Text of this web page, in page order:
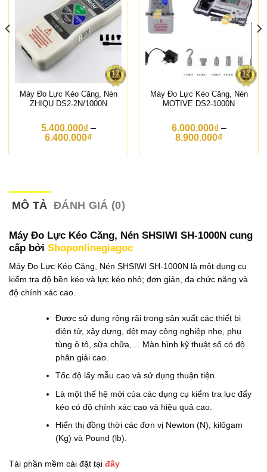
Máy Đo Lực Kéo Căng, Nén
ZHIQU DS2-2N/1000N
5.400.000₫ –
6.400.000₫K
i
t
ừ
5
4
0
0
0
₫
đ
ế
6
4
0
.
0
₫
Máy Đo Lực Kéo Căng, Nén
MOTIVE DS2-1000N
6.000.000₫ –
8.900.000₫K
t
ừ
0
0
0
₫
đ
9
.
0
MÔ TẢ ĐÁNH GIÁ (0)
Máy Đo Lực Kéo Căng, Nén SHSIWI SH-1000N cung
cấp bởi Shoponlinegiagoc
Máy Đo Lực Kéo Căng, Nén SHSIWI SH-1000N là một dụng cụ
kiểm tra độ bền kéo và lực kéo nhỏ; đơn giản, đa chức năng và
độ chính xác cao.
Được sử dụng rộng rãi trong sản xuất các thiết bị
điện tử, xây dựng, dệt may công nghiệp nhẹ, phụ
tùng ô tô, sữa chữa,… Màn hình kỹ thuật số có độ
phân giải cao.
Tốc độ lấy mẫu cao và sử dụng thuận tiện.
Là một thế hệ mới của các dụng cụ kiểm tra lực đẩy
kéo có độ chính xác cao và hiệu quả cao.
Hiển thị đồng thời các đơn vị Newton (N), kilôgam
(Kg) và Pound (lb).
Tải phần mềm cài đặt tại đây